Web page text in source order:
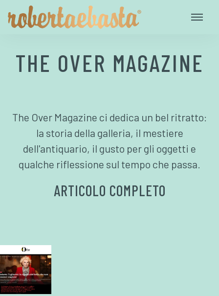
THE OVER MAGAZINE
The Over Magazine ci dedica un bel ritratto:
la storia della galleria, il mestiere
dell'antiquario, il gusto per gli oggetti e
qualche riflessione sul tempo che passa.
ARTICOLO COMPLETO